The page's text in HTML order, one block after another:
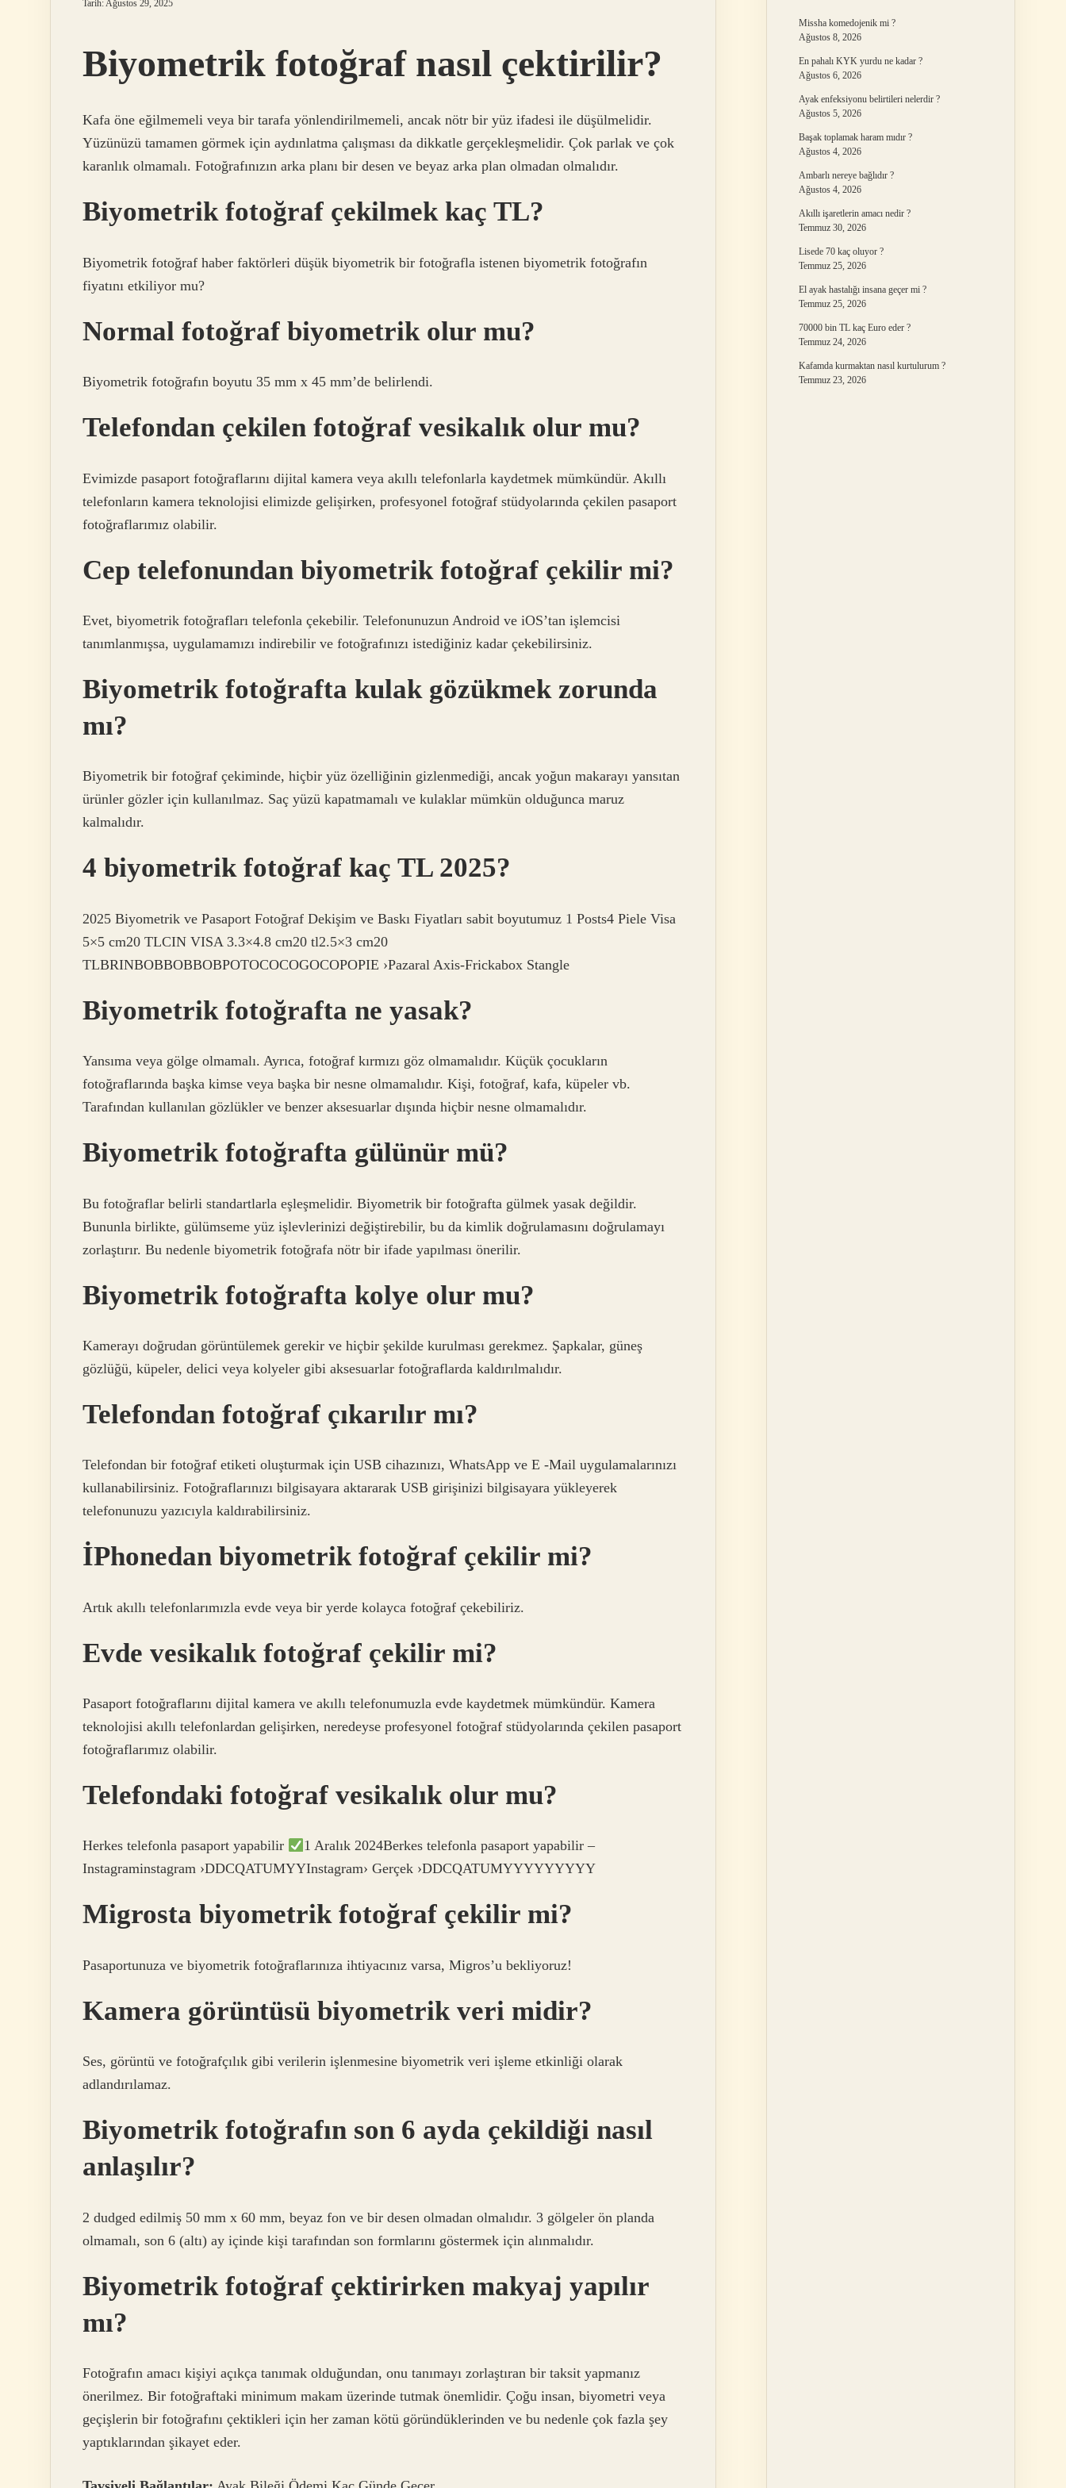
Tarih: Ağustos 29, 2025
Biyometrik fotoğraf nasıl çektirilir?
Kafa öne eğilmemeli veya bir tarafa yönlendirilmemeli, ancak nötr bir yüz ifadesi ile düşülmelidir.
Yüzünüzü tamamen görmek için aydınlatma çalışması da dikkatle gerçekleşmelidir. Çok parlak ve çok
karanlık olmamalı. Fotoğrafınızın arka planı bir desen ve beyaz arka plan olmadan olmalıdır.
Biyometrik fotoğraf çekilmek kaç TL?
Biyometrik fotoğraf haber faktörleri düşük biyometrik bir fotoğrafla istenen biyometrik fotoğrafın
fiyatını etkiliyor mu?
Normal fotoğraf biyometrik olur mu?
Biyometrik fotoğrafın boyutu 35 mm x 45 mm’de belirlendi.
Telefondan çekilen fotoğraf vesikalık olur mu?
Evimizde pasaport fotoğraflarını dijital kamera veya akıllı telefonlarla kaydetmek mümkündür. Akıllı
telefonların kamera teknolojisi elimizde gelişirken, profesyonel fotoğraf stüdyolarında çekilen pasaport
fotoğraflarımız olabilir.
Cep telefonundan biyometrik fotoğraf çekilir mi?
Evet, biyometrik fotoğrafları telefonla çekebilir. Telefonunuzun Android ve iOS’tan işlemcisi
tanımlanmışsa, uygulamamızı indirebilir ve fotoğrafınızı istediğiniz kadar çekebilirsiniz.
Biyometrik fotoğrafta kulak gözükmek zorunda
mı?
Biyometrik bir fotoğraf çekiminde, hiçbir yüz özelliğinin gizlenmediği, ancak yoğun makarayı yansıtan
ürünler gözler için kullanılmaz. Saç yüzü kapatmamalı ve kulaklar mümkün olduğunca maruz
kalmalıdır.
4 biyometrik fotoğraf kaç TL 2025?
2025 Biyometrik ve Pasaport Fotoğraf Dekişim ve Baskı Fiyatları sabit boyutumuz 1 Posts4 Piele Visa
5×5 cm20 TLCIN VISA 3.3×4.8 cm20 tl2.5×3 cm20
TLBRINBOBBOBBOBPOTOCOCOGOCOPOPIE ›Pazaral Axis-Frickabox Stangle
Biyometrik fotoğrafta ne yasak?
Yansıma veya gölge olmamalı. Ayrıca, fotoğraf kırmızı göz olmamalıdır. Küçük çocukların
fotoğraflarında başka kimse veya başka bir nesne olmamalıdır. Kişi, fotoğraf, kafa, küpeler vb.
Tarafından kullanılan gözlükler ve benzer aksesuarlar dışında hiçbir nesne olmamalıdır.
Biyometrik fotoğrafta gülünür mü?
Bu fotoğraflar belirli standartlarla eşleşmelidir. Biyometrik bir fotoğrafta gülmek yasak değildir.
Bununla birlikte, gülümseme yüz işlevlerinizi değiştirebilir, bu da kimlik doğrulamasını doğrulamayı
zorlaştırır. Bu nedenle biyometrik fotoğrafa nötr bir ifade yapılması önerilir.
Biyometrik fotoğrafta kolye olur mu?
Kamerayı doğrudan görüntülemek gerekir ve hiçbir şekilde kurulması gerekmez. Şapkalar, güneş
gözlüğü, küpeler, delici veya kolyeler gibi aksesuarlar fotoğraflarda kaldırılmalıdır.
Telefondan fotoğraf çıkarılır mı?
Telefondan bir fotoğraf etiketi oluşturmak için USB cihazınızı, WhatsApp ve E -Mail uygulamalarınızı
kullanabilirsiniz. Fotoğraflarınızı bilgisayara aktararak USB girişinizi bilgisayara yükleyerek
telefonunuzu yazıcıyla kaldırabilirsiniz.
İPhonedan biyometrik fotoğraf çekilir mi?
Artık akıllı telefonlarımızla evde veya bir yerde kolayca fotoğraf çekebiliriz.
Evde vesikalık fotoğraf çekilir mi?
Pasaport fotoğraflarını dijital kamera ve akıllı telefonumuzla evde kaydetmek mümkündür. Kamera
teknolojisi akıllı telefonlardan gelişirken, neredeyse profesyonel fotoğraf stüdyolarında çekilen pasaport
fotoğraflarımız olabilir.
Telefondaki fotoğraf vesikalık olur mu?
Herkes telefonla pasaport yapabilir
1 Aralık 2024Berkes telefonla pasaport yapabilir –
Instagraminstagram ›DDCQATUMYYInstagram› Gerçek ›DDCQATUMYYYYYYYYY
Migrosta biyometrik fotoğraf çekilir mi?
Pasaportunuza ve biyometrik fotoğraflarınıza ihtiyacınız varsa, Migros’u bekliyoruz!
Kamera görüntüsü biyometrik veri midir?
Ses, görüntü ve fotoğrafçılık gibi verilerin işlenmesine biyometrik veri işleme etkinliği olarak
adlandırılamaz.
Biyometrik fotoğrafın son 6 ayda çekildiği nasıl
anlaşılır?
2 dudged edilmiş 50 mm x 60 mm, beyaz fon ve bir desen olmadan olmalıdır. 3 gölgeler ön planda
olmamalı, son 6 (altı) ay içinde kişi tarafından son formlarını göstermek için alınmalıdır.
Biyometrik fotoğraf çektirirken makyaj yapılır
mı?
Fotoğrafın amacı kişiyi açıkça tanımak olduğundan, onu tanımayı zorlaştıran bir taksit yapmanız
önerilmez. Bir fotoğraftaki minimum makam üzerinde tutmak önemlidir. Çoğu insan, biyometri veya
geçişlerin bir fotoğrafını çektikleri için her zaman kötü göründüklerinden ve bu nedenle çok fazla şey
yaptıklarından şikayet eder.
Missha komedojenik mi ?
Ağustos 8, 2026
En pahalı KYK yurdu ne kadar ?
Ağustos 6, 2026
Ayak enfeksiyonu belirtileri nelerdir ?
Ağustos 5, 2026
Başak toplamak haram mıdır ?
Ağustos 4, 2026
Ambarlı nereye bağlıdır ?
Ağustos 4, 2026
Akıllı işaretlerin amacı nedir ?
Temmuz 30, 2026
Lisede 70 kaç oluyor ?
Temmuz 25, 2026
El ayak hastalığı insana geçer mi ?
Temmuz 25, 2026
70000 bin TL kaç Euro eder ?
Temmuz 24, 2026
Kafamda kurmaktan nasıl kurtulurum ?
Temmuz 23, 2026